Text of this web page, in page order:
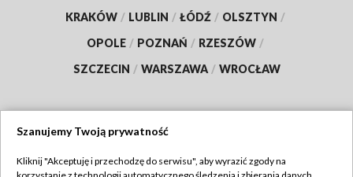
KRAKÓW / LUBLIN / ŁÓDŹ / OLSZTYN /
OPOLE / POZNAŃ / RZESZÓW /
SZCZECIN / WARSZAWA / WROCŁAW
Szanujemy Twoją prywatność
Kliknij "Akceptuję i przechodzę do serwisu", aby wyrazić zgody na